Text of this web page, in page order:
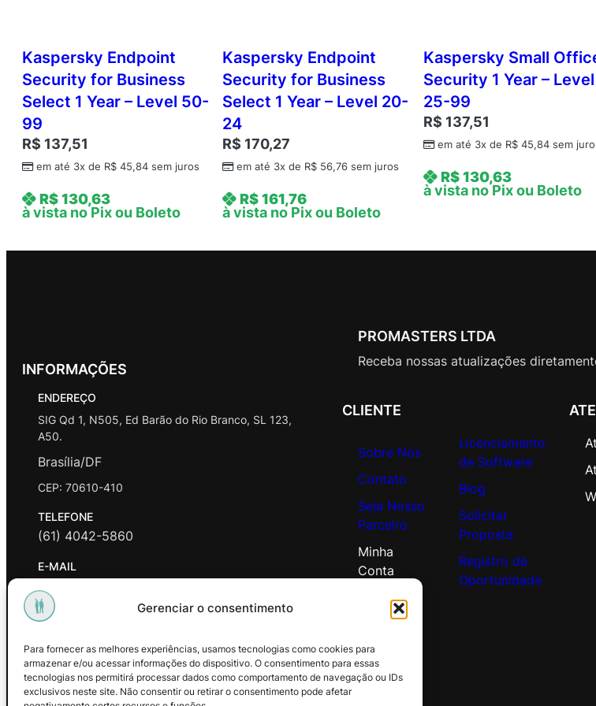
Gerenciar o consentimento
Para fornecer as melhores experiências, usamos tecnologias como cookies para
armazenar e/ou acessar informações do dispositivo. O consentimento para essas
tecnologias nos permitirá processar dados como comportamento de navegação ou IDs
exclusivos neste site. Não consentir ou retirar o consentimento pode afetar
D
i
s
p
o
s
i
t
i
s
Kaspersky Endpoint
Security for Business
Select 1 Year – Level 50-
99
R$ 137,51
em até 3x de R$ 45,84 sem juros
R$130,63
à vista no Pix ou Boleto
Kaspersky Endpoint
Security for Business
Select 1 Year – Level 20-
24
R$ 170,27
em até 3x de R$ 56,76 sem juros
R$161,76
à vista no Pix ou Boleto
Kaspersky Small
Security 1 Year – Level
25-99
R$ 137,51
em até 3x de R$45,84sem
R$130,63
à vista no Pix ou Boleto
INFORMAÇÕES
ENDEREÇO
SIG Qd 1, N505, Ed Barão do Rio Branco, SL 123,
A50.
Brasília/DF
CEP: 70610-410
TELEFONE
(61) 4042-5860
E-MAIL
contato@promasters.net.br
HORÁRIO DE ATENDIMENTO
Facebook Instagram Youtube
PROMASTERS LTDA
Receba nossas atualizações
CLIENTE
Sobre Nós
Contato
Seja Nosso
Parceiro
Minha
Conta
Licenciamento
de Software
Blog
Solicitar
Proposta
Registro de
Oportunidade